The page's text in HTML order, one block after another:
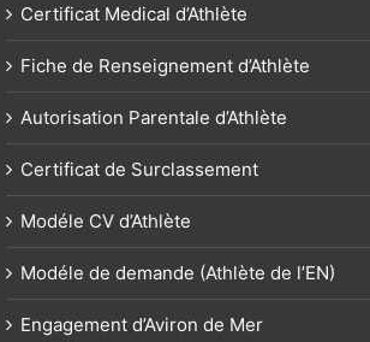
Certificat Medical d’Athlète
Fiche de Renseignement d’Athlète
Autorisation Parentale d’Athlète
Certificat de Surclassement
Modéle CV d’Athlète
Modéle de demande (Athlète de l’EN)
Engagement d’Aviron de Mer